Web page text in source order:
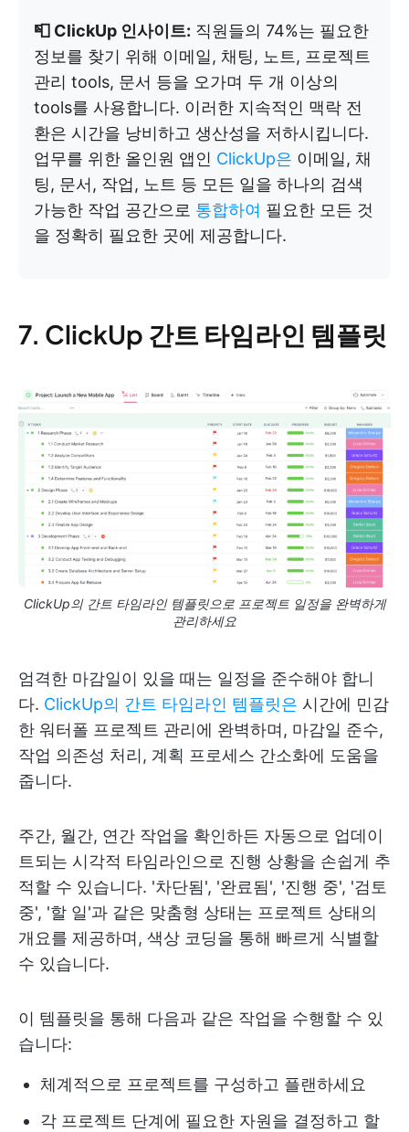
📮 ClickUp 인사이트: 직원들의 74%는 필요한
정보를 찾기 위해 이메일, 채팅, 노트, 프로젝트
관리 tools, 문서 등을 오가며 두 개 이상의
tools를 사용합니다. 이러한 지속적인 맥락 전
환은 시간을 낭비하고 생산성을 저하시킵니다.
업무를 위한 올인원 앱인 ClickUp은 이메일, 채
팅, 문서, 작업, 노트 등 모든 일을 하나의 검색
가능한 작업 공간으로 통합하여 필요한 모든 것
을 정확히 필요한 곳에 제공합니다.
7. ClickUp 간트 타임라인 템플릿
ClickUp의 간트 타임라인 템플릿으로 프로젝트 일정을 완벽하게
관리하세요
엄격한 마감일이 있을 때는 일정을 준수해야 합니
다. ClickUp의 간트 타임라인 템플릿은 시간에 민감
한 워터폴 프로젝트 관리에 완벽하며, 마감일 준수,
작업 의존성 처리, 계획 프로세스 간소화에 도움을
줍니다.
주간, 월간, 연간 작업을 확인하든 자동으로 업데이
트되는 시각적 타임라인으로 진행 상황을 손쉽게 추
적할 수 있습니다. '차단됨', '완료됨', '진행 중', '검토
중', '할 일'과 같은 맞춤형 상태는 프로젝트 상태의
개요를 제공하며, 색상 코딩을 통해 빠르게 식별할
수 있습니다.
이 템플릿을 통해 다음과 같은 작업을 수행할 수 있
습니다:
체계적으로 프로젝트를 구성하고 플랜하세요
각 프로젝트 단계에 필요한 자원을 결정하고 할